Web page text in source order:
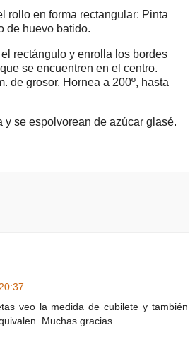
rollo en forma rectangular: Pinta
de huevo batido.
rectángulo y enrolla los bordes
se encuentren en el centro.
de grosor. Hornea a 200º, hasta
y se espolvorean de azúcar glasé.
veo la medida de cubilete y también
Muchas gracias